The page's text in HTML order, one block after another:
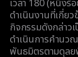
เวลา 180 (หนึ่ง
ดำเนินงานที่เกี่ย
กิจกรรมดังกล่าว
ดำเนินการคำนว
พันธมิตรตามดุล